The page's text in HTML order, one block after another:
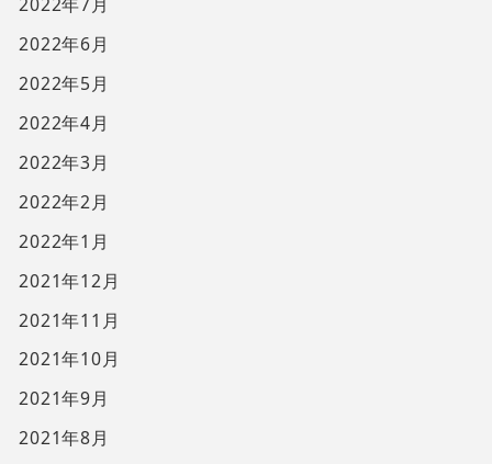
2022年6月
2022年5月
2022年4月
2022年3月
2022年2月
2022年1月
2021年12月
2021年11月
2021年10月
2021年9月
2021年8月